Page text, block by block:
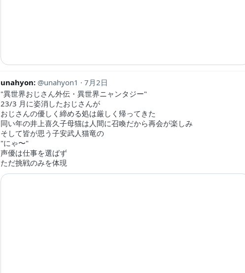
unahyon: unahyon1
7月2日
"異世界おじさん外伝・異世界ニャンタジー"
23/3 月に姿消したおじさんが
おじさんの優しく締める処は厳しく帰ってきた
同い年の井上喜久子母猫は人間に召喚だから再会が楽しみ
そして皆が思う子安武人猫竜の
"にゃ〜"
声優は仕事を選ばず
ただ挑戦のみを体現